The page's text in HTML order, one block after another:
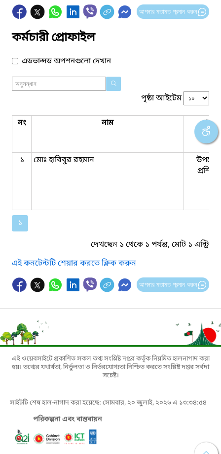
আপনার মতামত প্রদান করুন
কর্মচারী প্রোফাইল
এডভান্সড অপশনগুলো দেখান
পৃষ্ঠা আইটেম
নং নাম পদবি
১ মোঃ হাবিবুর রহমান
১
দেখছেন ১ থেকে ১ পর্যন্ত, মোট ১ এন্ট্রি
এই কনটেন্টটি শেয়ার করতে ক্লিক করুন
আপনার মতামত প্রদান করুন
এই ওয়েবসাইটে প্রকাশিত সকল তথ্য সংশ্লিষ্ট দপ্তর কর্তৃক নিয়মিত হালনাগাদ করা
হয়। তথ্যের যথার্থতা, নির্ভুলতা ও নির্ভরযোগ্যতা নিশ্চিত করতে সংশ্লিষ্ট দপ্তর সর্বদা
সচেষ্ট।
সাইটটি শেষ হাল-নাগাদ করা হয়েছে: সোমবার, ২০ জুলাই, ২০২৬ এ ১৩:৩৪:৫৪
পরিকল্পনা এবং বাস্তবায়ন